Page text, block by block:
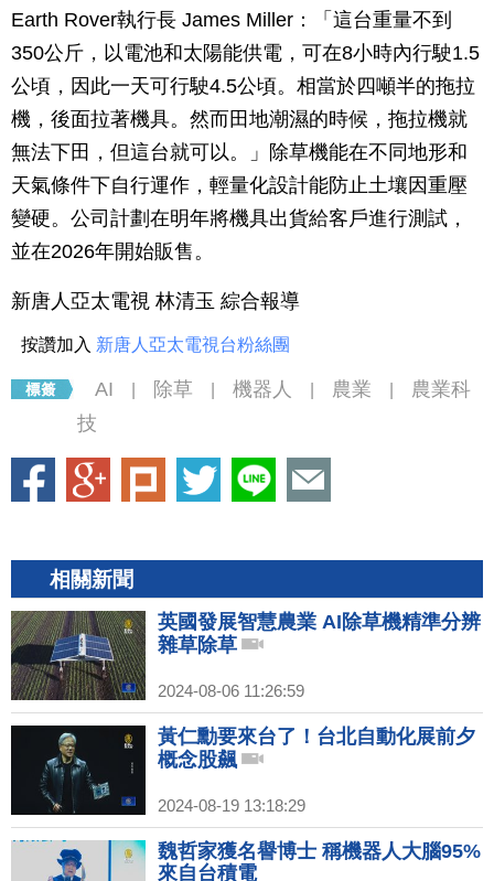
Earth Rover執行長 James Miller：「這台重量不到
350公斤，以電池和太陽能供電，可在8小時內行駛1.5
公頃，因此一天可行駛4.5公頃。相當於四噸半的拖拉
機，後面拉著機具。然而田地潮濕的時候，拖拉機就
無法下田，但這台就可以。」除草機能在不同地形和
天氣條件下自行運作，輕量化設計能防止土壤因重壓
變硬。公司計劃在明年將機具出貨給客戶進行測試，
並在2026年開始販售。
新唐人亞太電視 林清玉 綜合報導
按讚加入 新唐人亞太電視台粉絲團
AI 除草 機器人 農業
農業科
技
相關新聞
英國發展智慧農業 AI除草機精準分辨
雜草除草
2024-08-06 11:26:59
黃仁勳要來台了！台北自動化展前夕
概念股飆
2024-08-19 13:18:29
魏哲家獲名譽博士 稱機器人大腦95%
來自台積電